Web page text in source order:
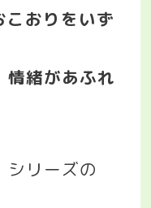
こおりをいず
情緒があふれ
シリーズの